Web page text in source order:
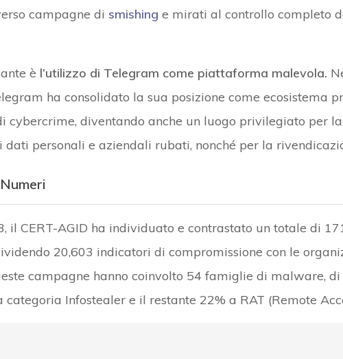
campagne di smishing e mirati al controllo completo
è l’utilizzo di Telegram come piattaforma malevola.
ha consolidato la sua posizione come ecosistema
cybercrime, diventando anche un luogo privilegiato per
personali e aziendali rubati, nonché per la
il CERT-AGID ha individuato e contrastato un totale di
20,603 indicatori di compromissione con le
campagne hanno coinvolto 54 famiglie di malware,
Infostealer e il restante 22% a RAT (Remote